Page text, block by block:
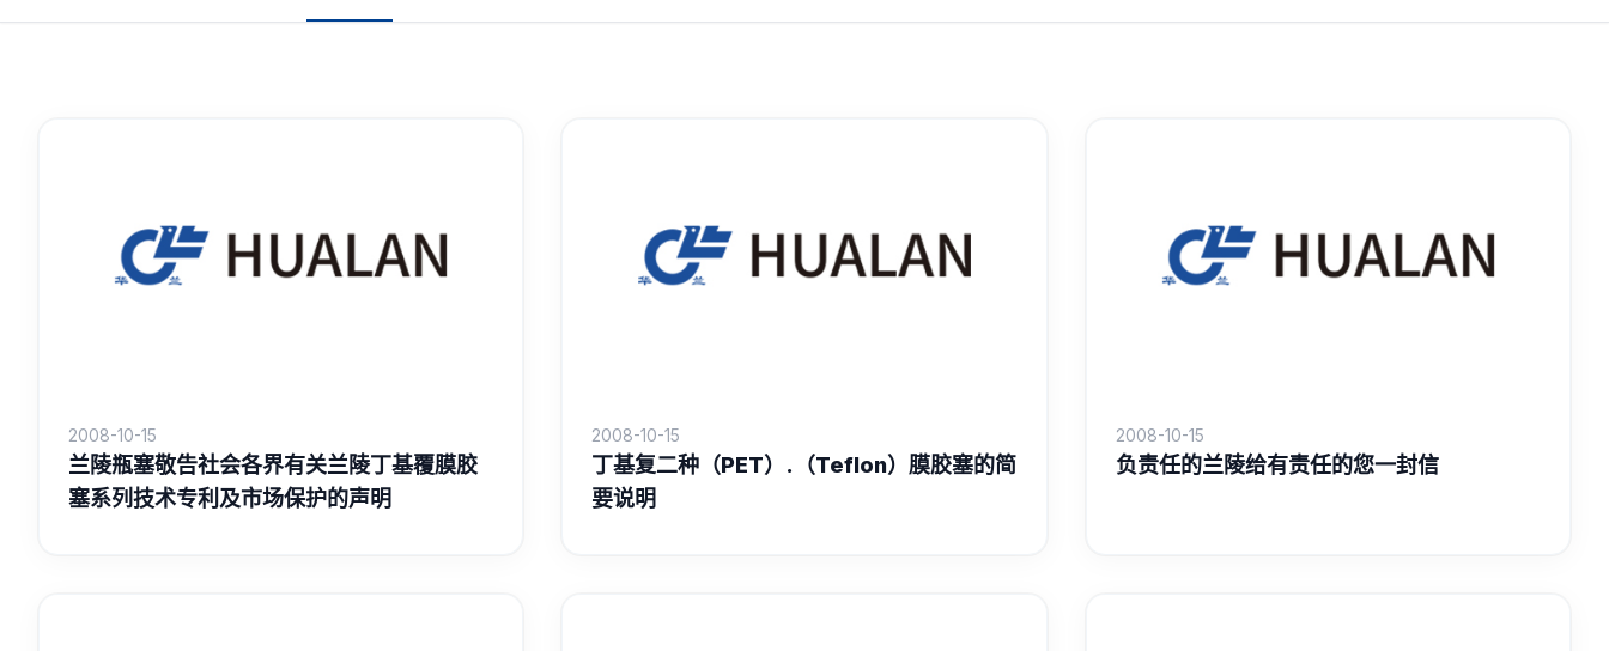
2008-10-15
兰陵瓶塞敬告社会各界有关兰陵丁基覆膜胶
塞系列技术专利及市场保护的声明
2008-10-15
丁基复二种（PET）.（Teflon）膜胶塞的简
要说明
2008-10-15
负责任的兰陵给有责任的您一封信